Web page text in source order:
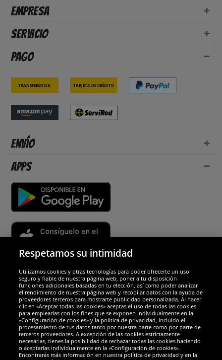
Empresa
Servicio
Pago
Transferencia Tarjeta de crédito
Envío
Apps
Socios y seguridad
Galardones
Respetamos su intimidad
Utilizamos cookies y otras tecnologías para poder ofrecerte un uso
seguro y fiable de nuestra página web, poner a tu disposición
funciones adicionales basadas en tu elección, así como poder analizar
el rendimiento de nuestra página web y recopilar datos con la ayuda de
proveedores terceros para mostrarte publicidad personalizada. Al hacer
clic en «Aceptar todas las cookies» aceptas el uso de todas las cookies
para emplearlas con los fines que se exponen individualmente en la
«Configuración de cookies» y la política de privacidad, incluido el
procesamiento de tus datos tanto por nuestra parte como por parte de
terceros proveedores. A excepción de las cookies estrictamente
necesarias, tienes la posibilidad de rechazar todas las cookies haciendo
o aceptarlas individualmente en la «Configuración de cookies».
Encontrarás más información en nuestra política de privacidad y en la